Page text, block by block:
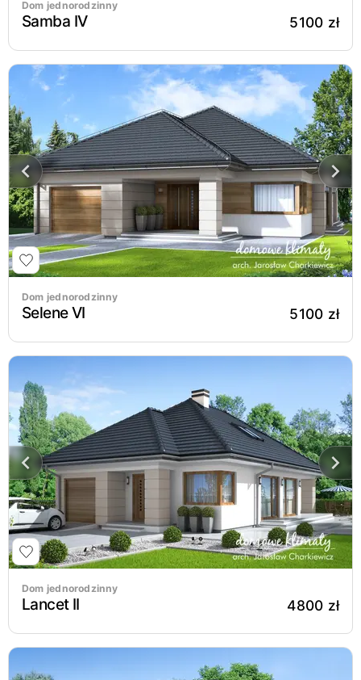
Dom jednorodzinny
Samba IV 5100 zł
Dom jednorodzinny
Selene VI 5100 zł
Dom jednorodzinny
Lancet II 4800 zł